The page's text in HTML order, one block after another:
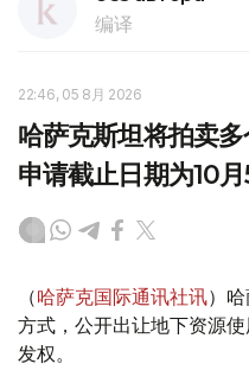
编译
22:46, 05 8月 2026
哈萨克斯坦将拍卖
申请截止日期为10月
（哈萨克国际通讯社讯）
方式，公开出让地下资源
发权。